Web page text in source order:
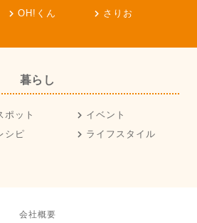
OH!くん さりお
暮らし
ポット
イベント
シピ
ライフスタイル
会社概要